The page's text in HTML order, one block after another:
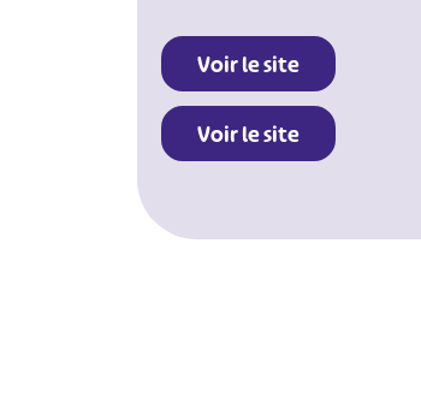
Voir le site
Voir le site